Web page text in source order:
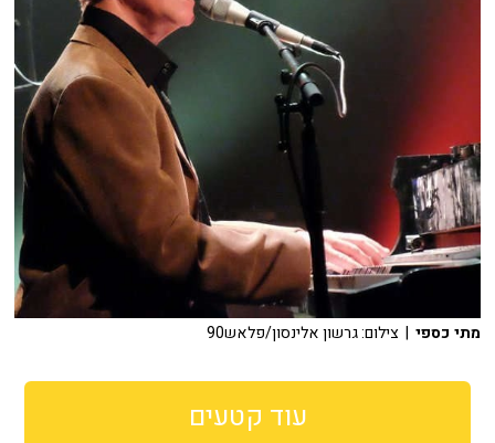
מתי כספי | צילום: גרשון אלינסון/פלאש90
עוד קטעים